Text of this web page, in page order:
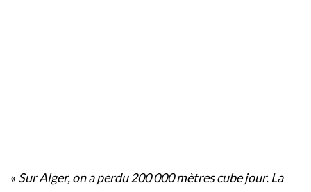
« Sur Alger, on a perdu 200 000 mètres cube jour. La